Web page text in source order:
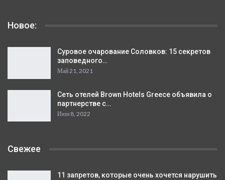
Новое:
Суровое очарование Соловков: 15 секретов
заповедного…
Май 21, 2021
Сеть отелей Brown Hotels Greece объявила о
партнерстве с…
Июн 8, 2022
Свежее
11 запретов, которые очень хочется нарушить